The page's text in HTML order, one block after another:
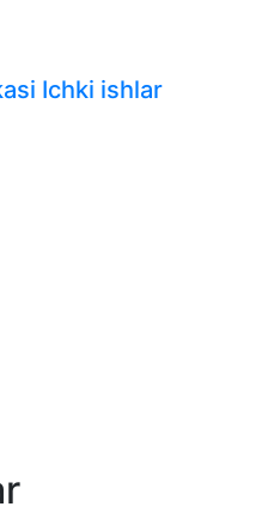
Ichki ishlar